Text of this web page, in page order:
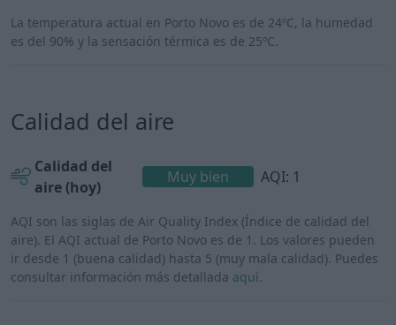
La temperatura actual en Porto Novo es de 24ºC, la humedad
es del 90% y la sensación térmica es de 25ºC.
Calidad del aire
Calidad del
aire (hoy)
Muy bien AQI: 1
AQI son las siglas de Air Quality Index (Índice de calidad del
aire). El AQI actual de Porto Novo es de 1. Los valores pueden
ir desde 1 (buena calidad) hasta 5 (muy mala calidad). Puedes
consultar información más detallada aquí.